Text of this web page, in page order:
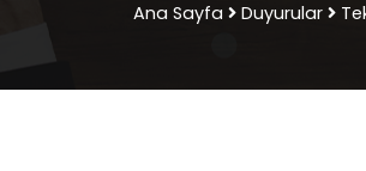
Ana Sayfa Duyurular